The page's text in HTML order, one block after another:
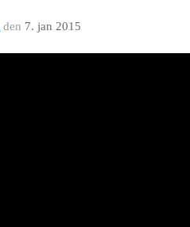
den 7. jan 2015